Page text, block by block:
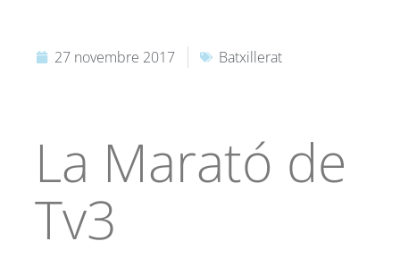
27 novembre 2017 Batxillerat
La Marató de
Tv3